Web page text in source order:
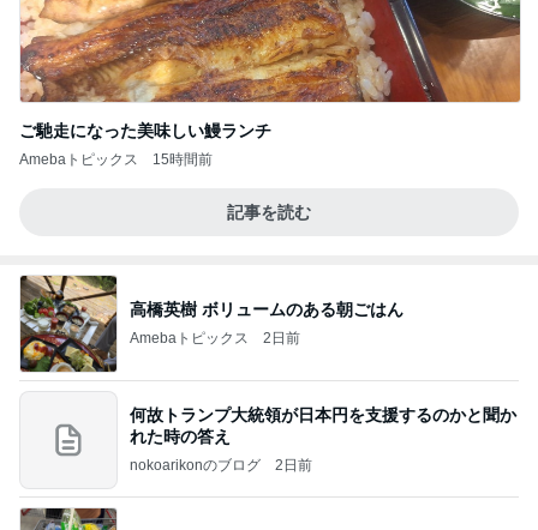
ご馳走になった美味しい鰻ランチ
Amebaトピックス 15時間前
記事を読む
高橋英樹 ボリュームのある朝ごはん
Amebaトピックス 2日前
何故トランプ大統領が日本円を支援するのかと聞か
れた時の答え
nokoarikonのブログ 2日前